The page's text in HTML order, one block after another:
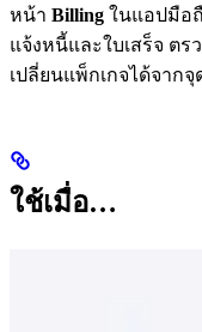
หน้า Billing ในแอปมือ
แจ้งหนี้และใบเสร็จ ตร
เปลี่ยนแพ็กเกจได้จากจุ
ใช้เมื่อ…